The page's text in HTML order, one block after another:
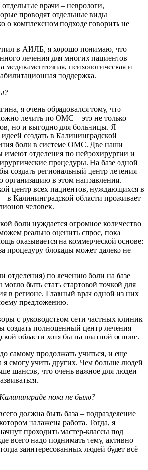
врачи – неврологи,
проводят отдельные виды
о комплексном подходе говорить не
в АИЛБ, я хорошо понимаю, что
лечения для многих пациентов
медикаментозная, психологическая и
поддержка.
я очень обрадовался тому, что
лечить по ОМС – это не только
но и выгодно для больницы. Я
идеей создать в Калининградской
боли в системе ОМС. Две наши
имеют отделения по нейрохирургии и
процедуры. На базе одной
создать региональный центр лечения
организацию в этом направлении.
центр всех пациентов, нуждающихся в
в Калининградской области проживает
человек.
боли нуждается огромное количество
реально оценить спрос, пока
оказывается на коммерческой основе:
процедуру блокады может далеко не
отделения) по лечению боли на базе
быть стать стартовой точкой для
в регионе. Главный врач одной из них
предложению.
с руководством сети частных клиник
создать полноценный центр лечения
области хотя бы на платной основе.
самому продолжать учиться, и еще
я смогу учить других. Чем больше людей
шансов, что очень важное для людей
пока не было?
должна быть база – подразделение
налажена работа. Тогда, я
проходить мастер-классы под
всего надо поднимать тему, активно
заинтересованных людей будет всё